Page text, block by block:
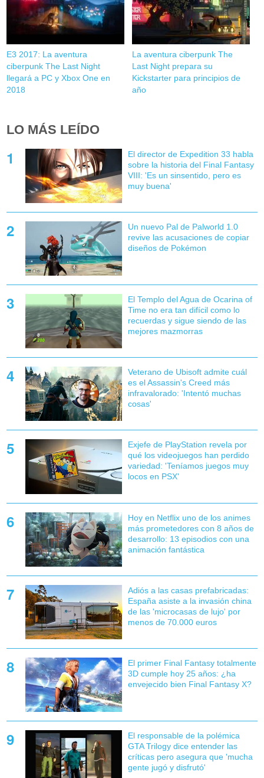
E3 2017: La aventura
ciberpunk The Last Night
llegará a PC y Xbox One en
2018
La aventura ciberpunk The
Last Night prepara su
Kickstarter para principios de
año
LO MÁS LEÍDO
El director de Expedition 33 habla
sobre la historia del Final Fantasy
VIII: 'Es un sinsentido, pero es
muy buena'
Un nuevo Pal de Palworld 1.0
revive las acusaciones de copiar
diseños de Pokémon
El Templo del Agua de Ocarina of
Time no era tan difícil como lo
recuerdas y sigue siendo de las
mejores mazmorras
Veterano de Ubisoft admite cuál
es el Assassin's Creed más
infravalorado: 'Intentó muchas
cosas'
Exjefe de PlayStation revela por
qué los videojuegos han perdido
variedad: 'Teníamos juegos muy
locos en PSX'
Hoy en Netflix uno de los animes
más prometedores con 8 años de
desarrollo: 13 episodios con una
animación fantástica
Adiós a las casas prefabricadas:
España asiste a la invasión china
de las 'microcasas de lujo' por
menos de 70.000 euros
El primer Final Fantasy totalmente
3D cumple hoy 25 años: ¿ha
envejecido bien Final Fantasy X?
El responsable de la polémica
GTA Trilogy dice entender las
críticas pero asegura que 'mucha
gente jugó y disfrutó'